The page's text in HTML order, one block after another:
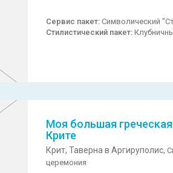
Сервис пакет:Символический
Стилистический пакет:
Моя большая
Крите
Крит,Таверна в Аргируполис,
церемония